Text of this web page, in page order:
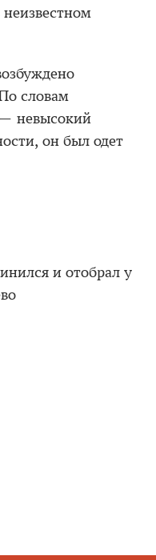
словам
невысокий
он был одет
и отобрал у